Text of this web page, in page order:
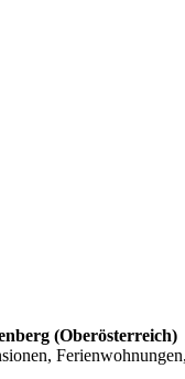
(Oberösterreich)